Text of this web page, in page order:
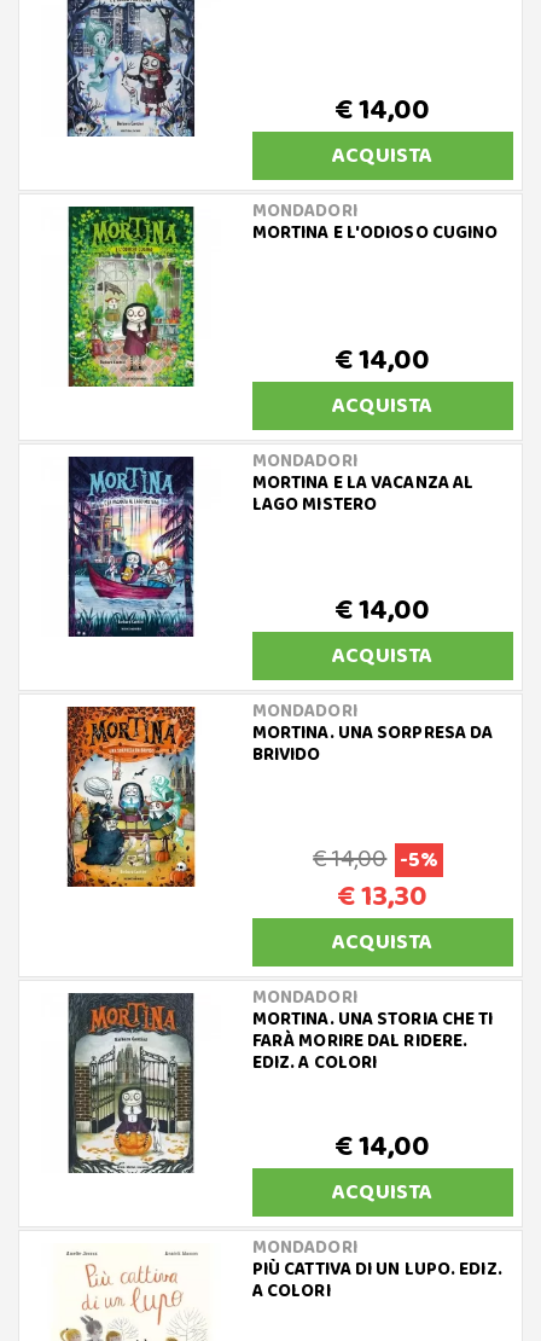
€ 14,00
ACQUISTA
MONDADORI
MORTINA E L'ODIOSO CUGINO
€ 14,00
ACQUISTA
MONDADORI
MORTINA E LA VACANZA AL
LAGO MISTERO
€ 14,00
ACQUISTA
MONDADORI
MORTINA. UNA SORPRESA DA
BRIVIDO
€ 14,00 -5%
€ 13,30
ACQUISTA
MONDADORI
MORTINA. UNA STORIA CHE TI
FARÀ MORIRE DAL RIDERE.
EDIZ. A COLORI
€ 14,00
ACQUISTA
MONDADORI
PIÙ CATTIVA DI UN LUPO. EDIZ.
A COLORI